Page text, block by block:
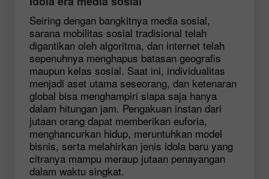
Seiring dengan bangkitnya media sosial,
sarana mobilitas sosial tradisional telah
digantikan oleh algoritma, dan internet telah
sepenuhnya menghapus batasan geografis
maupun kelas sosial. Saat ini, individualitas
menjadi aset utama seseorang, dan ketenaran
global bisa menghampiri siapa saja hanya
dalam hitungan jam. Pengakuan instan dari
jutaan orang dapat memberikan euforia,
menghancurkan hidup, meruntuhkan model
bisnis, serta melahirkan jenis idola baru yang
citranya mampu meraup jutaan penayangan
dalam waktu singkat.